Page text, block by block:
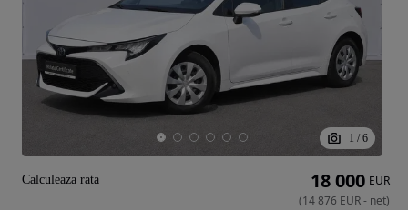
1 / 6
18 000 EUR
(14 876 EUR- net)
Calculeaza rata